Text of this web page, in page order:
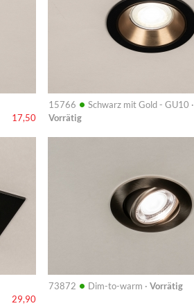
17,50
15766 • Schwarz mit Gold - GU10 ·
Vorrätig
29,90
73872 • Dim-to-warm · Vorrätig
Info